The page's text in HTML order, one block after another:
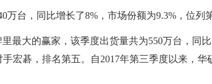
万台，同比增长了8%，市场份额为9.3%，位列
最大的赢家，该季度出货量共为550万台，同
宏碁，排名第五。自2017年第三季度以来，